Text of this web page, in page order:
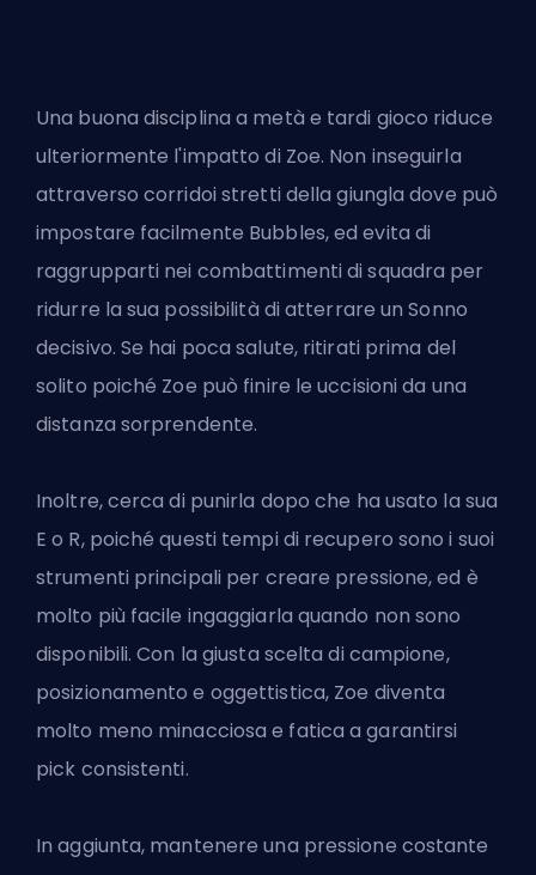
Una buona disciplina a metà e tardi gioco riduce
ulteriormente l'impatto di Zoe. Non inseguirla
attraverso corridoi stretti della giungla dove può
impostare facilmente Bubbles, ed evita di
raggrupparti nei combattimenti di squadra per
ridurre la sua possibilità di atterrare un Sonno
decisivo. Se hai poca salute, ritirati prima del
solito poiché Zoe può finire le uccisioni da una
distanza sorprendente.
Inoltre, cerca di punirla dopo che ha usato la sua
E o R, poiché questi tempi di recupero sono i suoi
strumenti principali per creare pressione, ed è
molto più facile ingaggiarla quando non sono
disponibili. Con la giusta scelta di campione,
posizionamento e oggettistica, Zoe diventa
molto meno minacciosa e fatica a garantirsi
pick consistenti.
In aggiunta, mantenere una pressione costante